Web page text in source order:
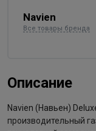
Navien
Все товары бренда
Описание
Navien (Навьен)
производительный